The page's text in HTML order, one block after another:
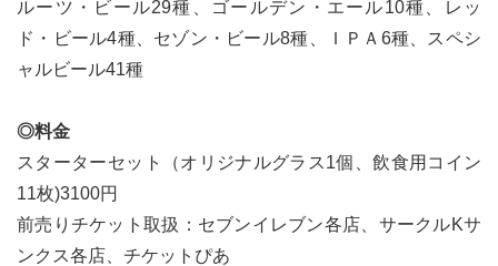
ルーツ・ビール29種、ゴールデン・エール10種、レッ
ド・ビール4種、セゾン・ビール8種、ＩＰＡ6種、スペシ
ャルビール41種
◎料金
スターターセット（オリジナルグラス1個、飲食用コイン
11枚)3100円
前売りチケット取扱：セブンイレブン各店、サークルKサ
ンクス各店、チケットぴあ